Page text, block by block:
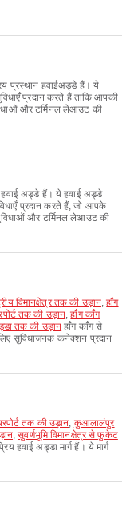
प्रस्थान हवाईअड्डे हैं। ये
प्रदान करते हैं ताकि आपकी
और टर्मिनल लेआउट की
अड्डे हैं। ये हवाई अड्डे
प्रदान करते हैं, जो आपके
और टर्मिनल लेआउट की
विमानक्षेत्र तक की उड़ान,हॉंग
तक की उड़ान,हॉंग कॉंग
तक की उड़ान हाँग काँग से
सुविधाजनक कनेक्शन प्रदान
तक की उड़ान, कुआलालंपुर
,सुवर्णभूमि विमानक्षेत्र से फुकेट
हवाई अड्डा मार्ग हैं। ये मार्ग